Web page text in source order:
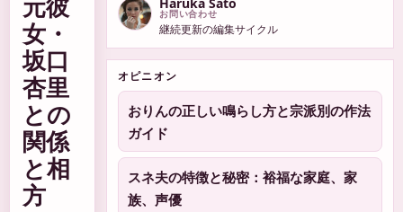
女・
坂口
杏里
との
関係
と相
方
お問い合わせ
継続更新の編集サイクル
オピニオン
おりんの正しい鳴らし方と宗派別の作法
ガイド
スネ夫の特徴と秘密：裕福な家庭、家
族、声優